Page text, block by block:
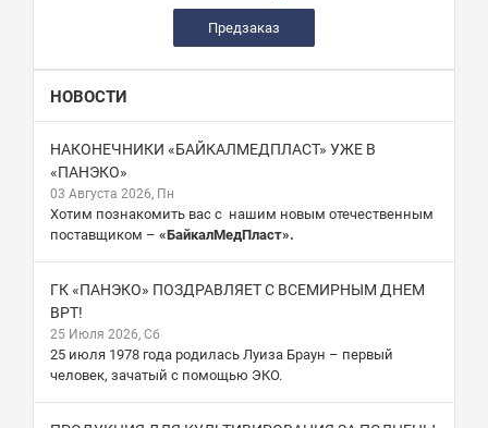
Предзаказ
НОВОСТИ
НАКОНЕЧНИКИ «БАЙКАЛМЕДПЛАСТ» УЖЕ В
«ПАНЭКО»
03 Августа 2026, Пн
Хотим познакомить вас с нашим новым отечественным
поставщиком – «БайкалМедПласт».
ГК «ПАНЭКО» ПОЗДРАВЛЯЕТ С ВСЕМИРНЫМ ДНЕМ
ВРТ!
25 Июля 2026, Сб
25 июля 1978 года родилась Луиза Браун – первый
человек, зачатый с помощью ЭКО.